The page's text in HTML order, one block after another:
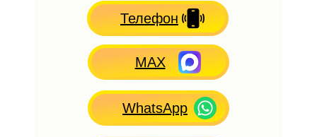
НАМИ
WhatsApp
MAX
Телефон